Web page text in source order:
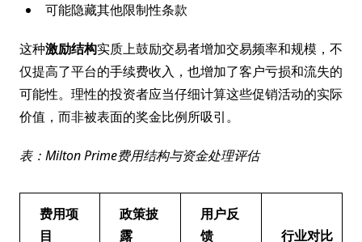
可能隐藏其他限制性条款
这种激励结构实质上鼓励交易者增加交易频率和规模，不
仅提高了平台的手续费收入，也增加了客户亏损和流失的
可能性。理性的投资者应当仔细计算这些促销活动的实际
价值，而非被表面的奖金比例所吸引。
表：Milton Prime费用结构与资金处理评估
费用项
目
政策披
露
用户反
馈
行业对比